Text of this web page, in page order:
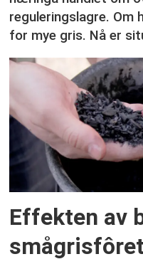
reguleringslagre. Om
for mye gris. Nå er
Effekten av
smågrisfôret